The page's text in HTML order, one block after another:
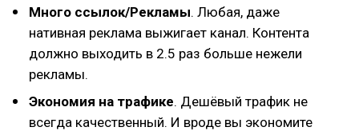
Много ссылок/Рекламы. Любая, даже
нативная реклама выжигает канал. Контента
должно выходить в 2.5 раз больше нежели
рекламы.
Экономия на трафике. Дешёвый трафик не
всегда качественный. И вроде вы экономите